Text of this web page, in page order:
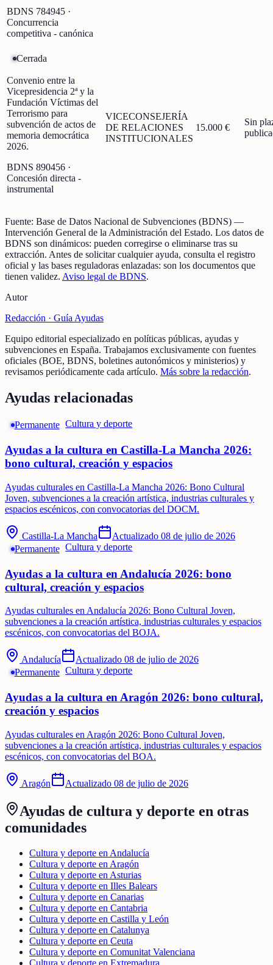
BDNS 784945 ·
Concurrencia
competitiva - canónica
Cerrada
Convenio entre la
Vicepresidencia 2ª y la
Fundación Víctimas del
Terrorismo para
subvención de actos de
memoria democrática
2026.
BDNS 890456 ·
Concesión directa -
instrumental
VICECONSEJERÍA
DE RELACIONES
INSTITUCIONALES
15.000 €
Sin
Fuente: Base de Datos Nacional de Subvenciones (BDNS) —
Intervención General de la Administración del Estado. Los datos de
BDNS son dinámicos: pueden corregirse o eliminarse tras su
extracción. Antes de solicitar cualquier ayuda, consulta el registro
oficial y las bases reguladoras enlazadas: son los documentos que
tienen validez. Aviso legal de BDNS.
Autor
Redacción · Guía Ayudas
Equipo editorial especializado en políticas públicas, ayudas y
subvenciones en España. Trabajamos exclusivamente con fuentes
oficiales (BOE, BDNS, boletines autonómicos y ministerios) y
revisamos periódicamente cada artículo. Más sobre la redacción.
Ayudas relacionadas
Permanente Cultura y deporte
Ayudas a la cultura en Castilla-La Mancha 2026:
bono cultural, creación y espacios
Ayudas culturales en Castilla-La Mancha 2026: Bono Cultural
Joven, subvenciones a la creación artística, industrias culturales y
espacios escénicos, con convocatorias del DOCM.
Castilla-La Mancha Actualizado 08 de julio de 2026
Permanente Cultura y deporte
Ayudas a la cultura en Andalucía 2026: bono
cultural, creación y espacios
Ayudas culturales en Andalucía 2026: Bono Cultural Joven,
subvenciones a la creación artística, industrias culturales y espacios
escénicos, con convocatorias del BOJA.
Andalucía Actualizado 08 de julio de 2026
Permanente Cultura y deporte
Ayudas a la cultura en Aragón 2026: bono cultural,
creación y espacios
Ayudas culturales en Aragón 2026: Bono Cultural Joven,
subvenciones a la creación artística, industrias culturales y espacios
escénicos, con convocatorias del BOA.
Aragón Actualizado 08 de julio de 2026
Ayudas de cultura y deporte en otras
comunidades
Cultura y deporte en Andalucía
Cultura y deporte en Aragón
Cultura y deporte en Asturias
Cultura y deporte en Illes Balears
Cultura y deporte en Canarias
Cultura y deporte en Cantabria
Cultura y deporte en Castilla y León
Cultura y deporte en Catalunya
Cultura y deporte en Ceuta
Cultura y deporte en Comunitat Valenciana